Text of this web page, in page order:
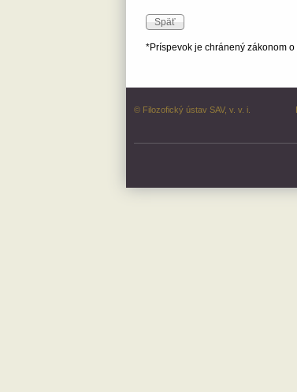
*Príspevok je chránený zákonom
© Filozofický ústav SAV, v. v. i.